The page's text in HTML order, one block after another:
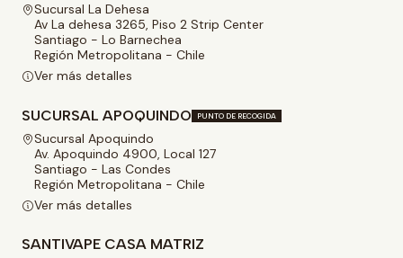
Sucursal La Dehesa
Av La dehesa 3265, Piso 2 Strip Center
Santiago - Lo Barnechea
Región Metropolitana - Chile
Ver más detalles
SUCURSAL APOQUINDO PUNTO DE RECOGIDA
Sucursal Apoquindo
Av. Apoquindo 4900, Local 127
Santiago - Las Condes
Región Metropolitana - Chile
Ver más detalles
SANTIVAPE CASA MATRIZ